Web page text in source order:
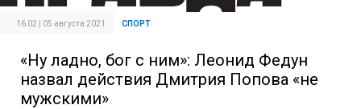
16:02 | 05 августа 2021 СПОРТ
«Ну ладно, бог с ним»: Леонид Федун
назвал действия Дмитрия Попова «не
мужскими»